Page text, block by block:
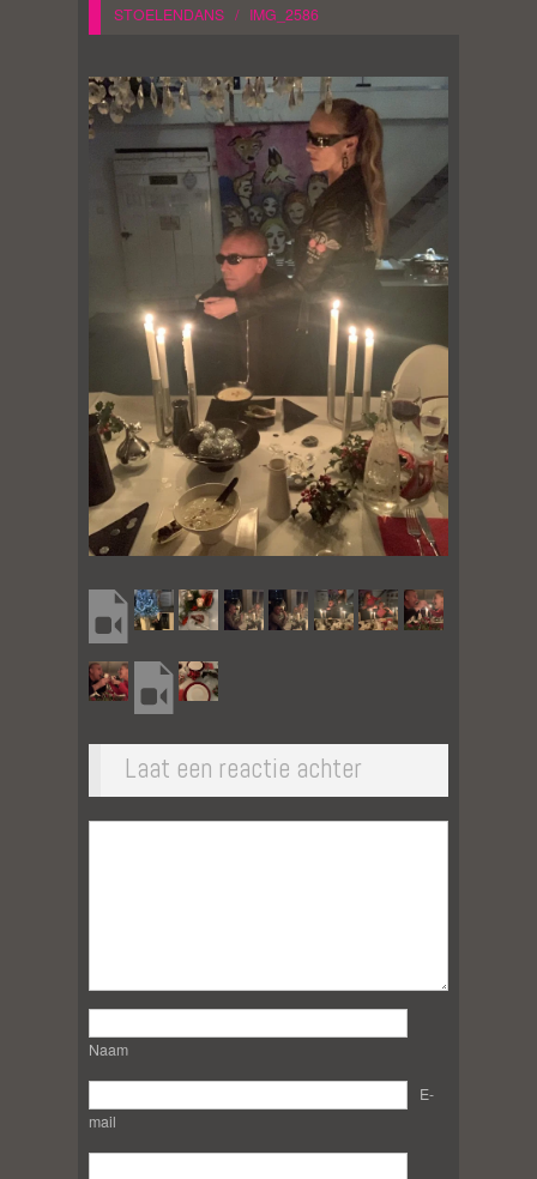
STOELENDANS / IMG_2586
Laat een reactie achter
Naam
E-
mail